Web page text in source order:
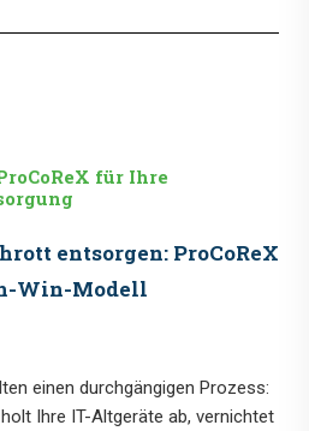
für Ihre
entsorgen: ProCoReX
Win-Modell
einen durchgängigen Prozess:
Ihre IT-Altgeräte ab, vernichtet